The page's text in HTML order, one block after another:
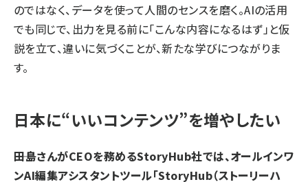
のではなく、データを使って人間のセンスを磨く。AIの活用
でも同じで、出力を見る前に「こんな内容になるはず」と仮
説を立て、違いに気づくことが、新たな学びにつながりま
す。
日本に“いいコンテンツ”を増やしたい
――田島さんがCEOを務めるStoryHub社では、オールインワ
ンAI編集アシスタントツール「StoryHub（ストーリーハ